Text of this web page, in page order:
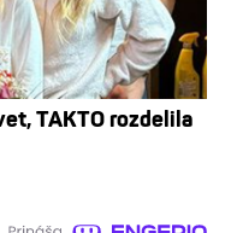
TAKTO rozdelila